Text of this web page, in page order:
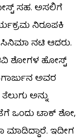
ಸಹ. ಅಸಲಿಗೆ
ನಿರೂಪಕಿ
ನಟಿ ಆದರು.
ಶೋಗಳ ಹೋಸ್ಟ್
ಅವರ
ಅನ್ನು
ಒಂದು ಟಾಕ್ ಶೋ,
ಮಾಡಿದ್ದಾರೆ. ಇದೀಗ